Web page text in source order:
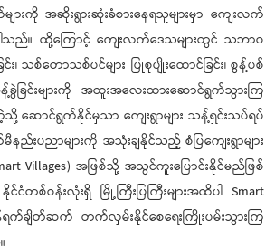
ားကို အဆိုးရွားဆုံးခံစားနေရသူများမှာ ကျေးလက်
ပါသည်။ ထို့ကြောင့် ကျေးလက်ဒေသများတွင် သဘာဝ
၊ သစ်တောသစ်ပင်များ ပြုစုပျိုးထောင်ခြင်း၊ စွန့်ပစ်
ြင်းများကို အထူးအလေးထားဆောင်ရွက်သွားကြ
ောင်ရွက်နိုင်မှသာ ကျေးရွာများ သန့်ရှင်းသပ်ရပ်
နည်းပညာများကို အသုံးချနိုင်သည့် စံပြကျေးရွာများ
Villages) အဖြစ်သို့ အသွင်ကူးပြောင်းနိုင်မည်ဖြစ်
စ်ဝန်းလုံးရှိ မြို့ကြီးပြကြီးများအထိပါ Smart
ရက်ချိတ်ဆက် တက်လှမ်းနိုင်စေရေးကြိုးပမ်းသွားကြ